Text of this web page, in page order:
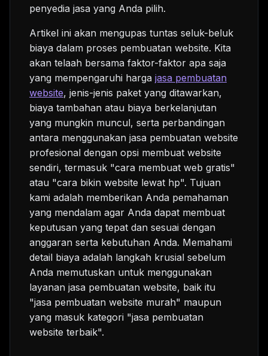
penyedia jasa yang Anda pilih.
Artikel ini akan mengupas tuntas seluk-beluk
biaya dalam proses pembuatan website. Kita
akan telaah bersama faktor-faktor apa saja
yang mempengaruhi harga jasa pembuatan
website, jenis-jenis paket yang ditawarkan,
biaya tambahan atau biaya berkelanjutan
yang mungkin muncul, serta perbandingan
antara menggunakan jasa pembuatan website
profesional dengan opsi membuat website
sendiri, termasuk "cara membuat web gratis"
atau "cara bikin website lewat hp". Tujuan
kami adalah memberikan Anda pemahaman
yang mendalam agar Anda dapat membuat
keputusan yang tepat dan sesuai dengan
anggaran serta kebutuhan Anda. Memahami
detail biaya adalah langkah krusial sebelum
Anda memutuskan untuk menggunakan
layanan jasa pembuatan website, baik itu
"jasa pembuatan website murah" maupun
yang masuk kategori "jasa pembuatan
website terbaik".